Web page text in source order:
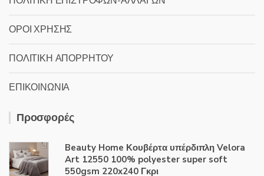
ΟΡΟΙ ΧΡΗΣΗΣ
ΠΟΛΙΤΙΚΗ ΑΠΟΡΡΗΤΟΥ
ΕΠΙΚΟΙΝΩΝΙΑ
Προσφορές
Beauty Home Κουβέρτα υπέρδιπλη Velora
Art 12550 100% polyester super soft
550gsm 220x240 Γκρι